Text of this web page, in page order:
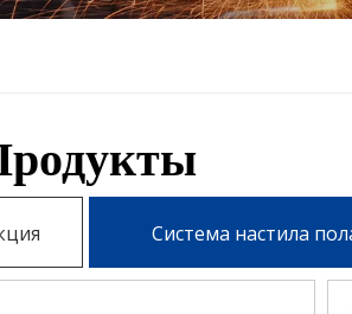
Система настила